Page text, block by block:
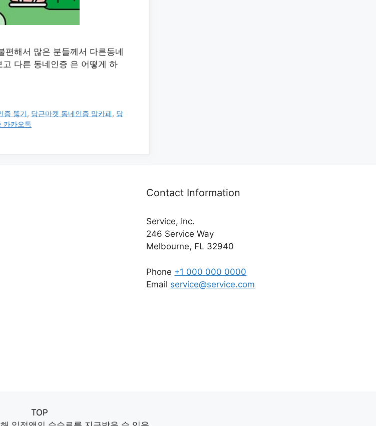
해서 많은 분들께서 다른동네
다른 동네인증 은 어떻게 하
증 뚫기, 당근마켓 동네인증 맘카페, 당
카카오톡
Contact Information
Service, Inc.
246 Service Way
Melbourne, FL 32940
Phone +1 000 000 0000
Email service@service.com
TOP